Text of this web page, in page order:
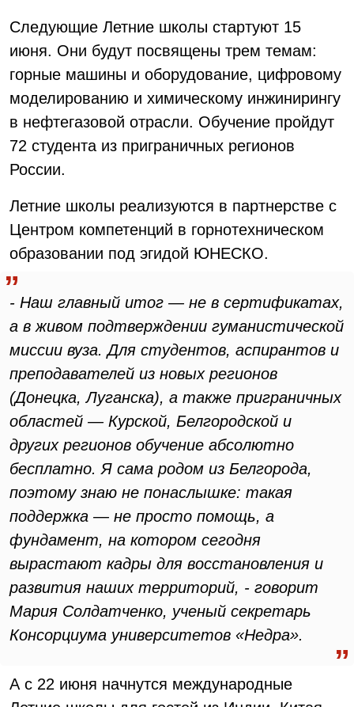
Следующие Летние школы стартуют 15
июня. Они будут посвящены трем темам:
горные машины и оборудование, цифровому
моделированию и химическому инжинирингу
в нефтегазовой отрасли. Обучение пройдут
72 студента из приграничных регионов
России.
Летние школы реализуются в партнерстве с
Центром компетенций в горнотехническом
образовании под эгидой ЮНЕСКО.
- Наш главный итог — не в сертификатах,
а в живом подтверждении гуманистической
миссии вуза. Для студентов, аспирантов и
преподавателей из новых регионов
(Донецка, Луганска), а также приграничных
областей — Курской, Белгородской и
других регионов обучение абсолютно
бесплатно. Я сама родом из Белгорода,
поэтому знаю не понаслышке: такая
поддержка — не просто помощь, а
фундамент, на котором сегодня
вырастают кадры для восстановления и
развития наших территорий, - говорит
Мария Солдатченко, ученый секретарь
Консорциума университетов «Недра».
А с 22 июня начнутся международные